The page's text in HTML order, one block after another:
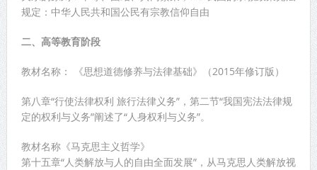
规定：中华人民共和国公民有宗教信仰自由
二、高等教育阶段
教材名称： 《思想道德修养与法律基础》（2015年修订版）
第八章“行使法律权利 旅行法律义务”，第二节“我国宪法法律规
定的权利与义务”阐述了“人身权利与义务”。
教材名称《马克思主义哲学》
第十五章“人类解放与人的自由全面发展”，从马克思人类解放视